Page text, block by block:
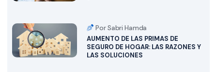
Por Sabri Hamda
AUMENTO DE LAS PRIMAS DE
SEGURO DE HOGAR: LAS RAZONES Y
LAS SOLUCIONES